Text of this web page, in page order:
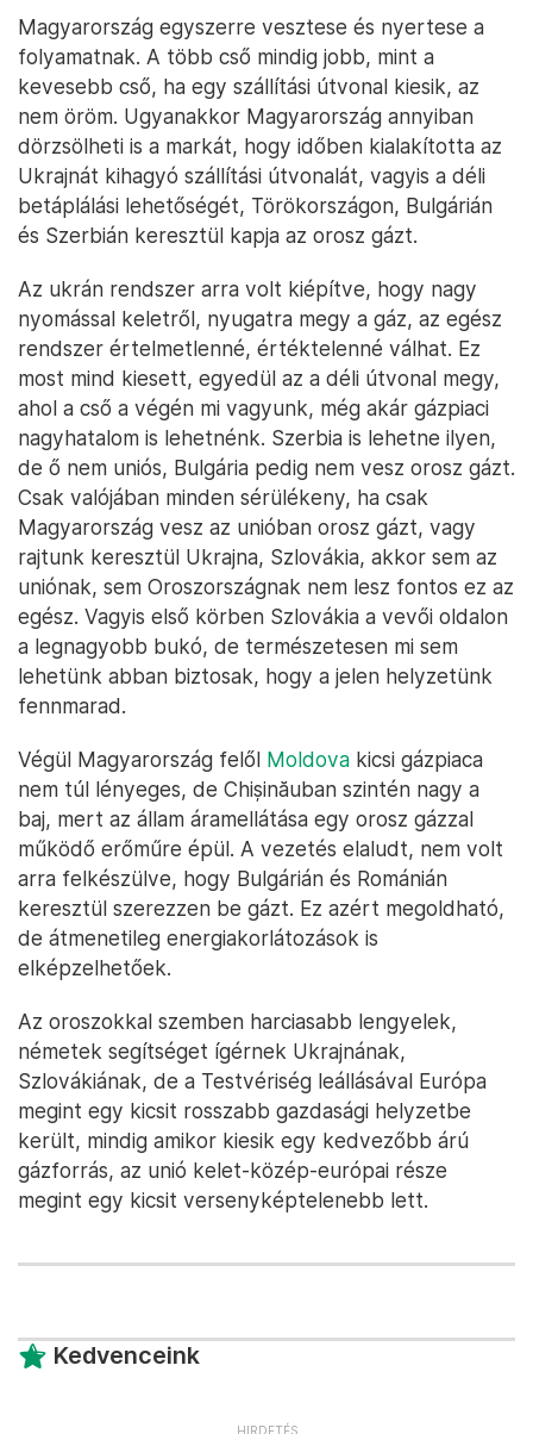
Magyarország egyszerre vesztese és nyertese a
folyamatnak. A több cső mindig jobb, mint a
kevesebb cső, ha egy szállítási útvonal kiesik, az
nem öröm. Ugyanakkor Magyarország annyiban
dörzsölheti is a markát, hogy időben kialakította az
Ukrajnát kihagyó szállítási útvonalát, vagyis a déli
betáplálási lehetőségét, Törökországon, Bulgárián
és Szerbián keresztül kapja az orosz gázt.
Az ukrán rendszer arra volt kiépítve, hogy nagy
nyomással keletről, nyugatra megy a gáz, az egész
rendszer értelmetlenné, értéktelenné válhat. Ez
most mind kiesett, egyedül az a déli útvonal megy,
ahol a cső a végén mi vagyunk, még akár gázpiaci
nagyhatalom is lehetnénk. Szerbia is lehetne ilyen,
de ő nem uniós, Bulgária pedig nem vesz orosz gázt.
Csak valójában minden sérülékeny, ha csak
Magyarország vesz az unióban orosz gázt, vagy
rajtunk keresztül Ukrajna, Szlovákia, akkor sem az
uniónak, sem Oroszországnak nem lesz fontos ez az
egész. Vagyis első körben Szlovákia a vevői oldalon
a legnagyobb bukó, de természetesen mi sem
lehetünk abban biztosak, hogy a jelen helyzetünk
fennmarad.
Végül Magyarország felől Moldova kicsi gázpiaca
nem túl lényeges, de Chișinăuban szintén nagy a
baj, mert az állam áramellátása egy orosz gázzal
működő erőműre épül. A vezetés elaludt, nem volt
arra felkészülve, hogy Bulgárián és Románián
keresztül szerezzen be gázt. Ez azért megoldható,
de átmenetileg energiakorlátozások is
elképzelhetőek.
Az oroszokkal szemben harciasabb lengyelek,
németek segítséget ígérnek Ukrajnának,
Szlovákiának, de a Testvériség leállásával Európa
megint egy kicsit rosszabb gazdasági helyzetbe
került, mindig amikor kiesik egy kedvezőbb árú
gázforrás, az unió kelet-közép-európai része
megint egy kicsit versenyképtelenebb lett.
Kedvenceink